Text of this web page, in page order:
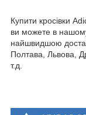
Купити кросівки
ви можете в
найшвидшою
Полтава, Львова,
т.д.